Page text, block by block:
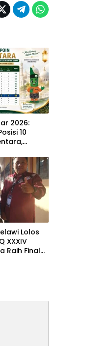
2026:
10
Lolos
XXXIV
Raih Final